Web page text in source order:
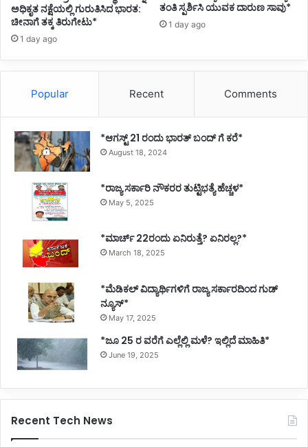
ಹೊ
ಳಿ
ಘೋ
ಅಧಿಕೃತ ನಕ್ಷೆಯಲ್ಲಿ ಗುರುತಿಸಿದ ಭಾರತ:
ಚೀನಾಗೆ ತಕ್ಕ ತಿರುಗೇಟು*
1 day ago
ತಂತಿ ಸ್ಪರ್ಶಿಸಿ ಯುವಕ ದಾರುಣ ಸಾವು*
1 day ago
Popular Recent Comments
*ಆಗಸ್ಟ್ 21 ರಂದು ಭಾರತ್‌ ಬಂದ್‌ ಗೆ ಕರೆ*
August 18, 2024
*ರಾಜ್ಯ ಸರ್ಕಾರಿ ನೌಕರರ ತುಟ್ಟಿಭತ್ಯೆ ಹೆಚ್ಚಳ*
May 5, 2025
*ಮಾರ್ಚ್ 22ರಂದು ಏನಿರುತ್ತೆ? ಏನಿರಲ್ಲ?*
March 18, 2025
*ಮೆಡಿಕಲ್ ವಿದ್ಯಾರ್ಥಿಗಳಿಗೆ ರಾಜ್ಯ ಸರ್ಕಾರದಿಂದ ಗುಡ್
ನ್ಯೂಸ್*
May 17, 2025
*ಜೂ 25 ರ ವರೆಗೆ ಎಲ್ಲೆಲ್ಲಿ ಮಳೆ? ಇಲ್ಲಿದೆ ಮಾಹಿತಿ*
June 19, 2025
Recent Tech News